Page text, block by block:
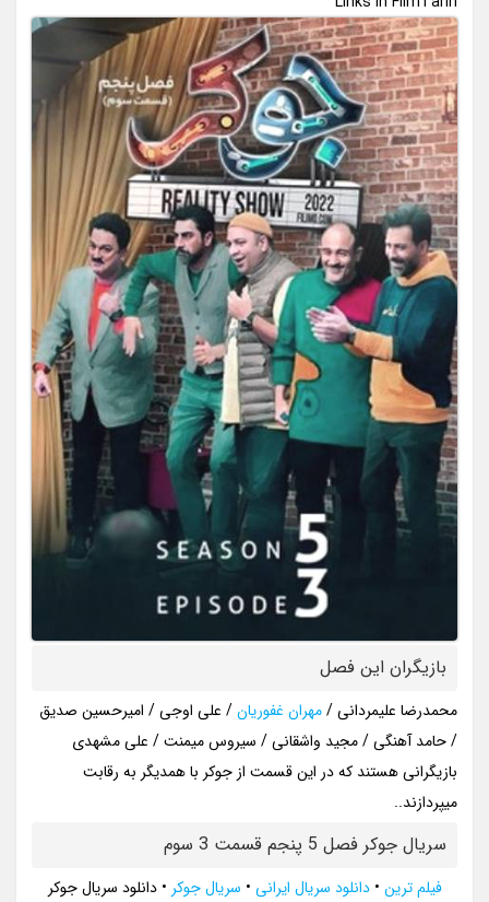
بازیگران این فصل
محمدرضا علیمردانی /مهران غفوریان/ علی اوجی / امیرحسین صدیق
/ حامد آهنگی / مجید واشقانی / سیروس میمنت / علی مشهدی
بازیگرانی هستند که در این قسمت از جوکر با همدیگر به رقابت
میپردازند..
سریال جوکر فصل 5 پنجم قسمت 3 سوم
فیلم ترین •دانلود سریال ایرانی • سریال جوکر •دانلود سریال جوکر